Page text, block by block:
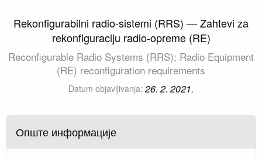
Rekonfigurabilni radio-sistemi (RRS) — Zahtevi za
rekonfiguraciju radio-opreme (RE)
Reconfigurable Radio Systems (RRS); Radio Equipment
(RE) reconfiguration requirements
Datum objavljivanja: 26. 2. 2021.
Опште информације